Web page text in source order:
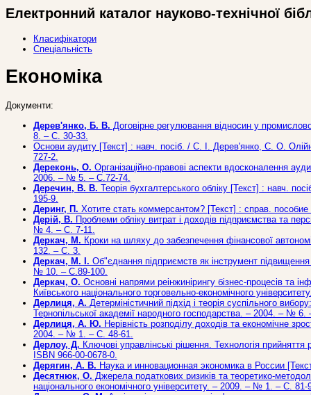
Електронний каталог науково-технічної
Класифікатори
Спеціальність
Економіка
Документи:
Дерев'янко, Б. В. Договірне регулювання відносин у
8. – С. 30-33.
Основи аудиту [Текст] : навч. посіб. / С. І. Дерев'янко, С. О.
727-2.
Дереконь, О. Організаційно-правові аспекти вдосконалення
2006. – № 5. – С.72-74.
Деречин, В. В. Теорія бухгалтерського обліку [Текст] : навч.
195-9.
Деринг, П. Хотите стать коммерсантом? [Текст] : справ.
Дерій, В. Проблеми обліку витрат і доходів підприємства та
№ 4. – С. 7-11.
Деркач, М. Кроки на шляху до забезпечення фінансової
132. – С. 3.
Деркач, М. І. Об"єднання підприємств як інструмент
№ 10. – С.89-100.
Деркач, О. Основні напрями реінжинірингу бізнес-процесів та
Київського національного торговельно-економічного
Дерлиця, А. Детерміністичний підхід і теорія суспільного
Тернопільської академії народного господарства. – 2004. – №
Дерлиця, А. Ю. Нерівність розподілу доходів та економічне
2004. – № 1. – С. 48-61.
Дерлоу, Д. Ключові управлінські рішення. Технологія
ISBN 966-00-0678-0.
Дерягин, А. В. Наука и инновационная экономика в России
Десятнюк, О. Джерела податкових ризиків та теоретико-
національного економічного університету. – 2009. – № 1. – С. 81-